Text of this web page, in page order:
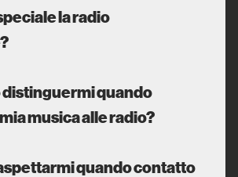
la radio
distinguermi quando
musica alle radio?
quando contatto